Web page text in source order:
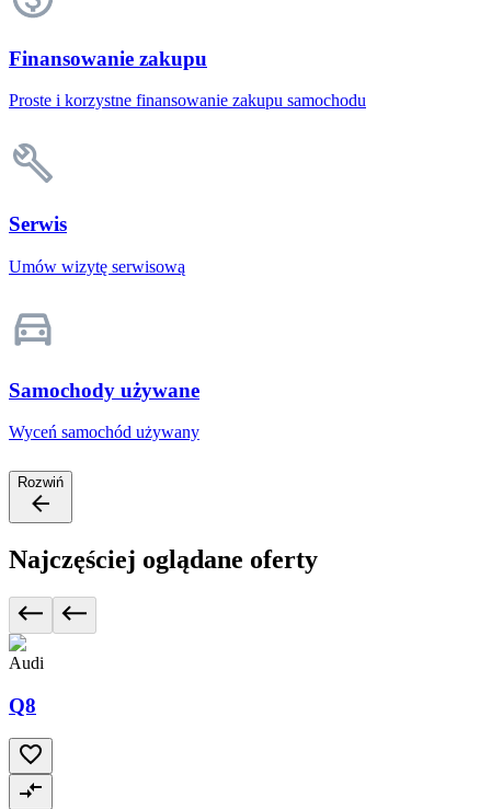
Finansowanie zakupu
Proste i korzystne finansowanie zakupu samochodu
Serwis
Umów wizytę serwisową
Samochody używane
Wyceń samochód używany
Rozwiń
Najczęściej oglądane oferty
Audi
Q8